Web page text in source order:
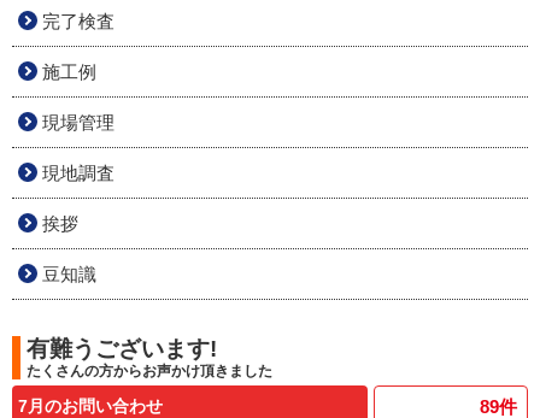
完了検査
施工例
現場管理
現地調査
挨拶
豆知識
有難うございます!
たくさんの方からお声かけ頂きました
7月のお問い合わせ 89件